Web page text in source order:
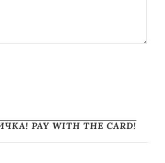
PAY WITH THE CARD!